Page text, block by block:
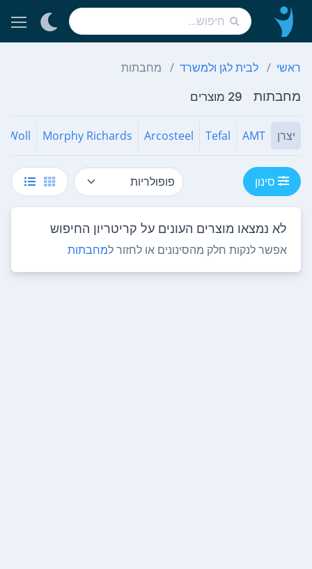
ראשי לבית לגן ולמשרד מחבתות
מחבתות 29 מוצרים
יצרן AMT
Tefal
Arcosteel
Morphy Richards
Woll
סינון
לא נמצאו מוצרים העונים על קריטריון החיפוש
אפשר לנקות חלק מהסינונים או לחזור למחבתות